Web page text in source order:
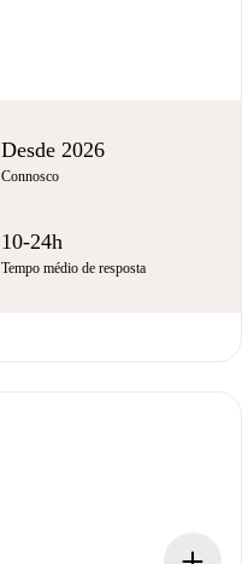
Desde 2026
Connosco
10-24h
Tempo médio de resposta